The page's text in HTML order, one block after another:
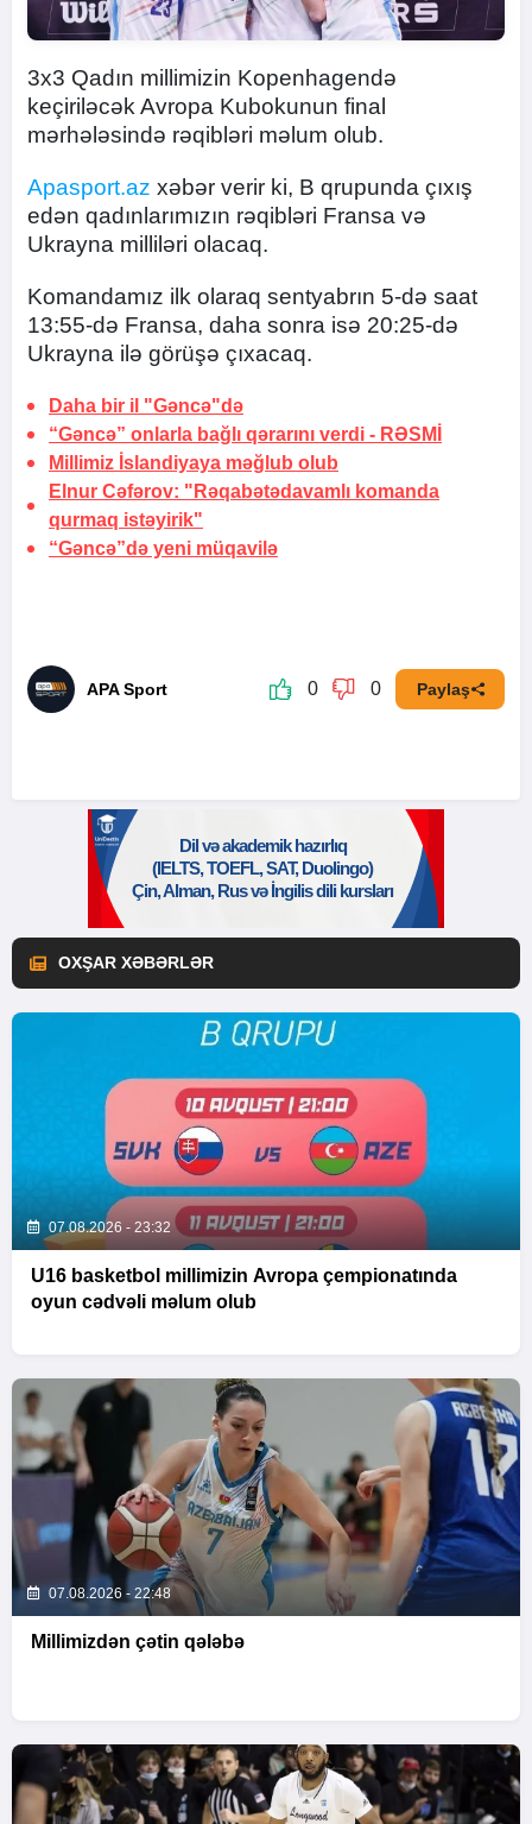
3x3 Qadın millimizin Kopenhagendə
keçiriləcək Avropa Kubokunun final
mərhələsində rəqibləri məlum olub.
Apasport.az xəbər verir ki, B qrupunda çıxış
edən qadınlarımızın rəqibləri Fransa və
Ukrayna milliləri olacaq.
Komandamız ilk olaraq sentyabrın 5-də saat
13:55-də Fransa, daha sonra isə 20:25-də
Ukrayna ilə görüşə çıxacaq.
Daha bir il "Gəncə"də
“Gəncə” onlarla bağlı qərarını verdi - RƏSMİ
Millimiz İslandiyaya məğlub olub
Elnur Cəfərov: "Rəqabətədavamlı komanda
qurmaq istəyirik"
“Gəncə”də yeni müqavilə
APA Sport 0 0 Paylaş
OXŞAR XƏBƏRLƏR
07.08.2026 - 23:32
U16 basketbol millimizin Avropa çempionatında
oyun cədvəli məlum olub
07.08.2026 - 22:48
Millimizdən çətin qələbə